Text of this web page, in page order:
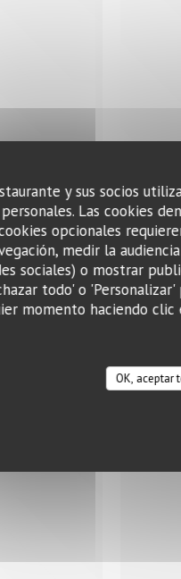
y sus socios
Las cookies
opcionales
medir la
sociales) o mostrar
todo' o
momento haciendo
OK, aceptar
pour